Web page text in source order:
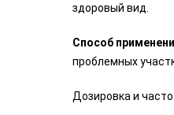
здоровый вид.
Способ
проблемных
Дозировка и